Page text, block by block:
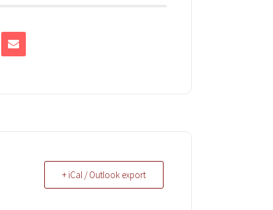
+ iCal / Outlook export